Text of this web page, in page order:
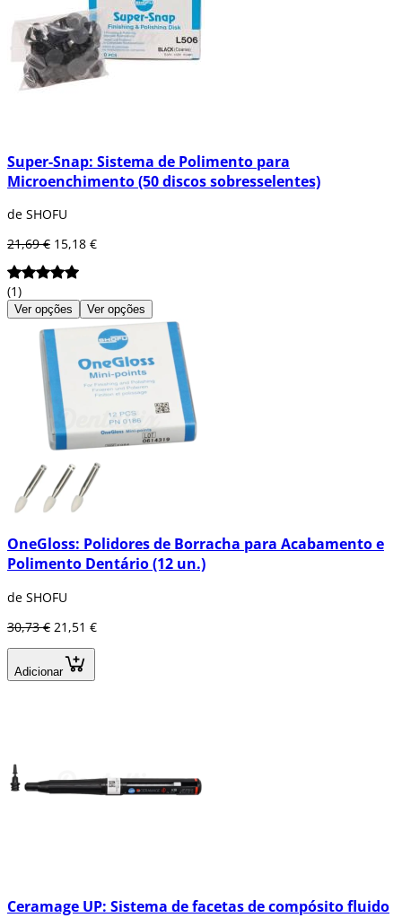
Super-Snap: Sistema de Polimento para
Microenchimento (50 discos sobresselentes)
de SHOFU
21,69 € 15,18 €
(1)
Ver opções Ver opções
OneGloss: Polidores de Borracha para Acabamento e
Polimento Dentário (12 un.)
de SHOFU
30,73 € 21,51 €
Adicionar
Ceramage UP: Sistema de facetas de compósito fluido